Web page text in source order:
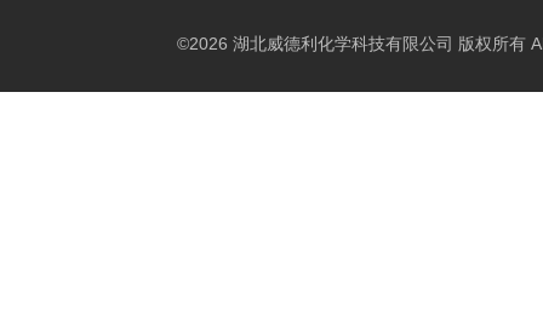
©2026 湖北威德利化学科技有限公司 版权所有